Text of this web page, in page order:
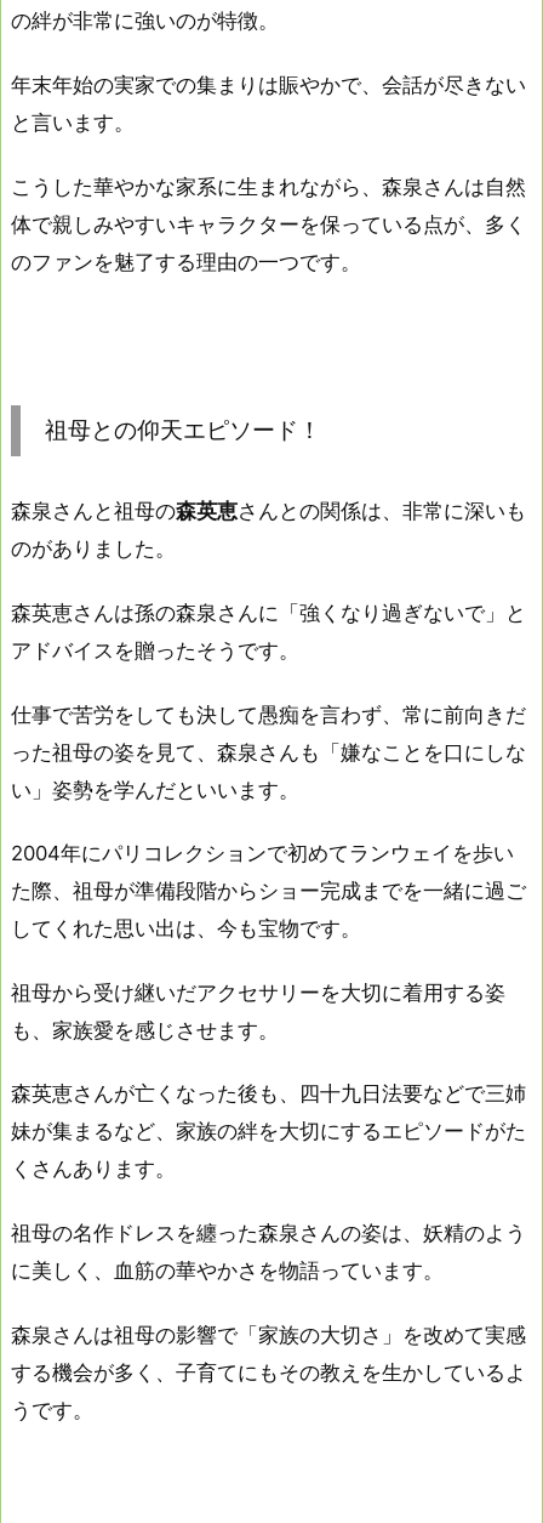
の絆が非常に強いのが特徴。
年末年始の実家での集まりは賑やかで、会話が尽きない
と言います。
こうした華やかな家系に生まれながら、森泉さんは自然
体で親しみやすいキャラクターを保っている点が、多く
のファンを魅了する理由の一つです。
祖母との仰天エピソード！
森泉さんと祖母の森英恵さんとの関係は、非常に深いも
のがありました。
森英恵さんは孫の森泉さんに「強くなり過ぎないで」と
アドバイスを贈ったそうです。
仕事で苦労をしても決して愚痴を言わず、常に前向きだ
った祖母の姿を見て、森泉さんも「嫌なことを口にしな
い」姿勢を学んだといいます。
2004年にパリコレクションで初めてランウェイを歩い
た際、祖母が準備段階からショー完成までを一緒に過ご
してくれた思い出は、今も宝物です。
祖母から受け継いだアクセサリーを大切に着用する姿
も、家族愛を感じさせます。
森英恵さんが亡くなった後も、四十九日法要などで三姉
妹が集まるなど、家族の絆を大切にするエピソードがた
くさんあります。
祖母の名作ドレスを纏った森泉さんの姿は、妖精のよう
に美しく、血筋の華やかさを物語っています。
森泉さんは祖母の影響で「家族の大切さ」を改めて実感
する機会が多く、子育てにもその教えを生かしているよ
うです。